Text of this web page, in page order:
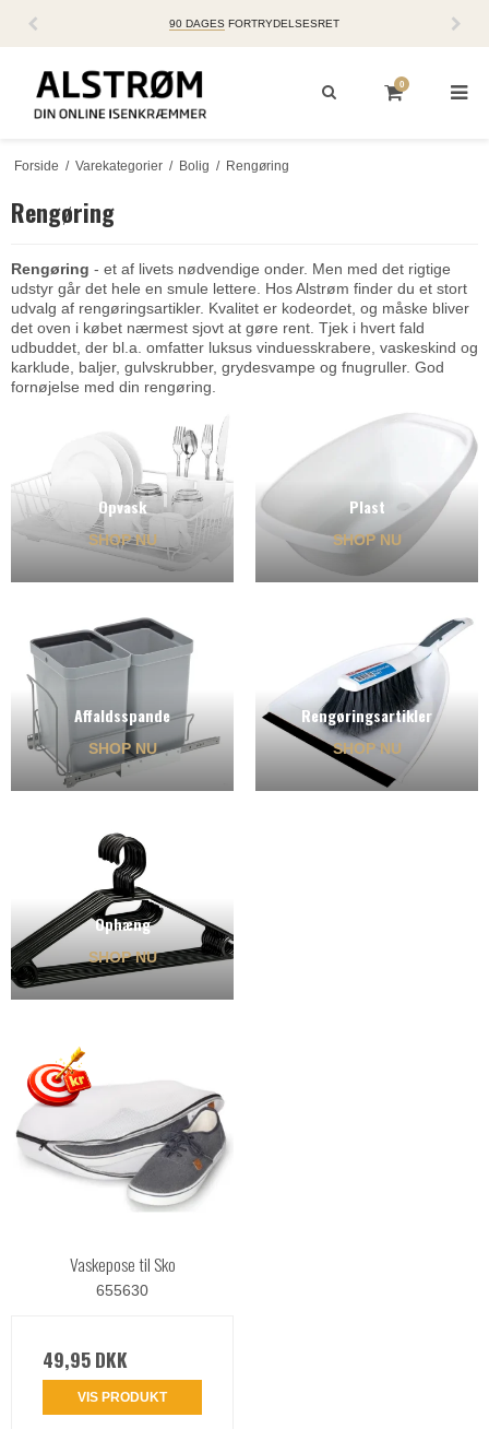
90 DAGES FORTRYDELSESRET
0
Forside / Varekategorier / Bolig / Rengøring
Rengøring
Rengøring - et af livets nødvendige onder. Men med det rigtige
udstyr går det hele en smule lettere. Hos Alstrøm finder du et stort
udvalg af rengøringsartikler. Kvalitet er kodeordet, og måske bliver
det oven i købet nærmest sjovt at gøre rent. Tjek i hvert fald
udbuddet, der bl.a. omfatter luksus vinduesskrabere, vaskeskind og
karklude, baljer, gulvskrubber, grydesvampe og fnugruller. God
fornøjelse med din rengøring.
Opvask
SHOP NU
Plast
SHOP NU
Affaldsspande
SHOP NU
Rengøringsartikler
SHOP NU
Ophæng
SHOP NU
Vaskepose til Sko
655630
49,95 DKK
VIS PRODUKT